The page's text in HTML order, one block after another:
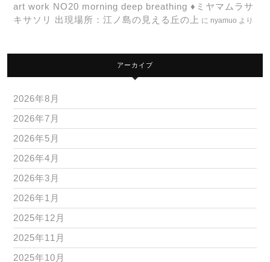
art work NO20 morning deep breathing ♦ミヤマムラサ
キサソリ 出現場所：江ノ島の見える丘の上 に nyamuo より
アーカイブ
2026年8月
2026年7月
2026年5月
2026年4月
2026年3月
2026年1月
2025年12月
2025年11月
2025年10月